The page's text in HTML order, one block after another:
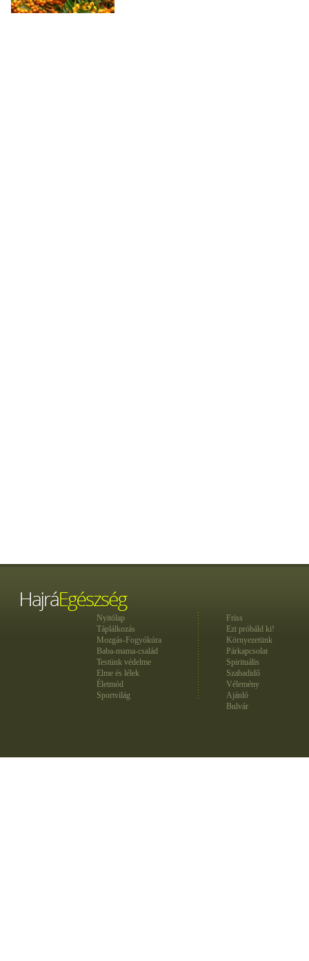
Nyitólap
Táplálkozás
Mozgás-Fogyókúra
Baba-mama-család
Testünk védelme
Elme és lélek
Életmód
Sportvilág
Friss
Ezt próbáld ki!
Környezetünk
Párkapcsolat
Spirituális
Szabadidő
Vélemény
Ajánló
Bulvár